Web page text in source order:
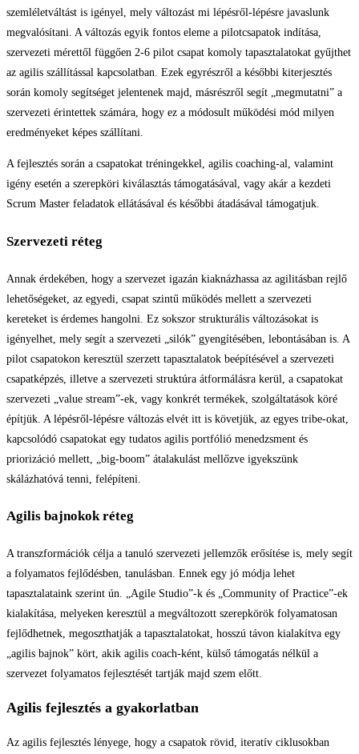
szemléletváltást is igényel, mely változást mi lépésről-lépésre javaslunk
megvalósítani. A változás egyik fontos eleme a pilotcsapatok indítása,
szervezeti mérettől függően 2-6 pilot csapat komoly tapasztalatokat gyűjthet
az agilis szállítással kapcsolatban. Ezek egyrészről a későbbi kiterjesztés
során komoly segítséget jelentenek majd, másrészről segít „megmutatni” a
szervezeti érintettek számára, hogy ez a módosult működési mód milyen
eredményeket képes szállítani.
A fejlesztés során a csapatokat tréningekkel, agilis coaching-al, valamint
igény esetén a szerepköri kiválasztás támogatásával, vagy akár a kezdeti
Scrum Master feladatok ellátásával és későbbi átadásával támogatjuk.
Szervezeti réteg
Annak érdekében, hogy a szervezet igazán kiaknázhassa az agilitásban rejlő
lehetőségeket, az egyedi, csapat szintű működés mellett a szervezeti
kereteket is érdemes hangolni. Ez sokszor strukturális változásokat is
igényelhet, mely segít a szervezeti „silók” gyengítésében, lebontásában is. A
pilot csapatokon keresztül szerzett tapasztalatok beépítésével a szervezeti
csapatképzés, illetve a szervezeti struktúra átformálásra kerül, a csapatokat
szervezeti „value stream”-ek, vagy konkrét termékek, szolgáltatások köré
építjük. A lépésről-lépésre változás elvét itt is követjük, az egyes tribe-okat,
kapcsolódó csapatokat egy tudatos agilis portfólió menedzsment és
priorizáció mellett, „big-boom” átalakulást mellőzve igyekszünk
skálázhatóvá tenni, felépíteni.
Agilis bajnokok réteg
A transzformációk célja a tanuló szervezeti jellemzők erősítése is, mely segít
a folyamatos fejlődésben, tanulásban. Ennek egy jó módja lehet
tapasztalataink szerint ún. „Agile Studio”-k és „Community of Practice”-ek
kialakítása, melyeken keresztül a megváltozott szerepkörök folyamatosan
fejlődhetnek, megoszthatják a tapasztalatokat, hosszú távon kialakítva egy
„agilis bajnok” kört, akik agilis coach-ként, külső támogatás nélkül a
szervezet folyamatos fejlesztését tartják majd szem előtt.
Agilis fejlesztés a gyakorlatban
Az agilis fejlesztés lényege, hogy a csapatok rövid, iteratív ciklusokban